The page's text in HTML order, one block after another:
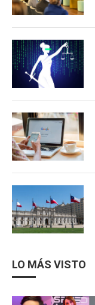
LO MÁS VISTO